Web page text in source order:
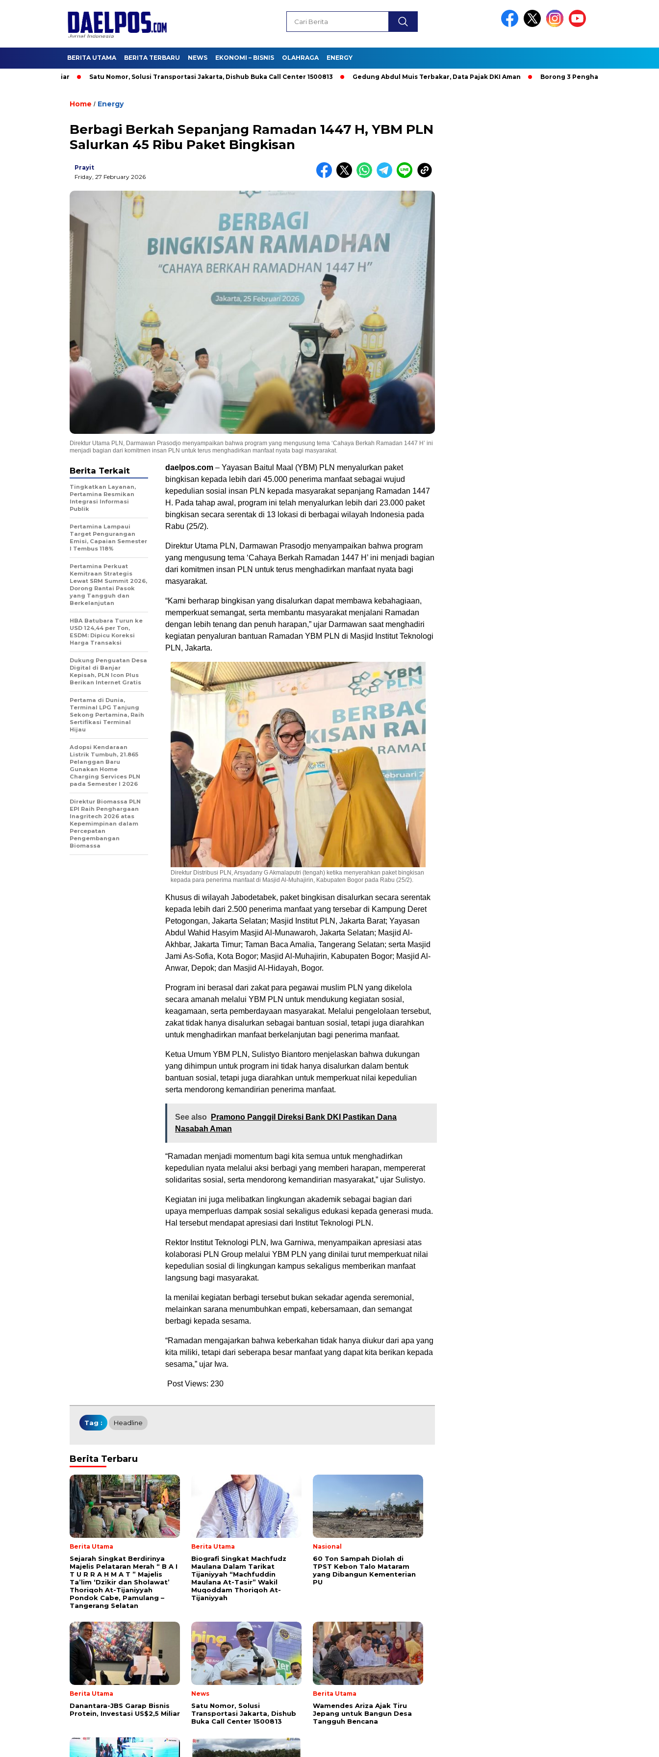
BERITA UTAMA BERITA TERBARU NEWS EKONOMI – BISNIS OLAHRAGA ENERGY
Satu Nomor, Solusi Transportasi Jakarta, Dishub Buka Call Center 1500813 Gedung Abdul Muis Terbakar, Data Pajak DKI Aman Borong 3 Penghargaan Gold Bintang 4,
Home / Energy
Berbagi Berkah Sepanjang Ramadan 1447 H, YBM PLN
Salurkan 45 Ribu Paket Bingkisan
Prayit
Friday, 27 February 2026
Direktur Utama PLN, Darmawan Prasodjo menyampaikan bahwa program yang mengusung tema ‘Cahaya Berkah Ramadan 1447 H’ ini
menjadi bagian dari komitmen insan PLN untuk terus menghadirkan manfaat nyata bagi masyarakat.
daelpos.com – Yayasan Baitul Maal (YBM) PLN menyalurkan paket
bingkisan kepada lebih dari 45.000 penerima manfaat sebagai wujud
kepedulian sosial insan PLN kepada masyarakat sepanjang Ramadan 1447
H. Pada tahap awal, program ini telah menyalurkan lebih dari 23.000 paket
bingkisan secara serentak di 13 lokasi di berbagai wilayah Indonesia pada
Rabu (25/2).
Direktur Utama PLN, Darmawan Prasodjo menyampaikan bahwa program
yang mengusung tema ‘Cahaya Berkah Ramadan 1447 H’ ini menjadi bagian
dari komitmen insan PLN untuk terus menghadirkan manfaat nyata bagi
masyarakat.
“Kami berharap bingkisan yang disalurkan dapat membawa kebahagiaan,
memperkuat semangat, serta membantu masyarakat menjalani Ramadan
dengan lebih tenang dan penuh harapan,” ujar Darmawan saat menghadiri
kegiatan penyaluran bantuan Ramadan YBM PLN di Masjid Institut Teknologi
PLN, Jakarta.
Direktur Distribusi PLN, Arsyadany G Akmalaputri (tengah) ketika menyerahkan paket bingkisan
kepada para penerima manfaat di Masjid Al-Muhajirin, Kabupaten Bogor pada Rabu (25/2).
Khusus di wilayah Jabodetabek, paket bingkisan disalurkan secara serentak
kepada lebih dari 2.500 penerima manfaat yang tersebar di Kampung Deret
Petogongan, Jakarta Selatan; Masjid Institut PLN, Jakarta Barat; Yayasan
Abdul Wahid Hasyim Masjid Al-Munawaroh, Jakarta Selatan; Masjid Al-
Akhbar, Jakarta Timur; Taman Baca Amalia, Tangerang Selatan; serta Masjid
Jami As-Sofia, Kota Bogor; Masjid Al-Muhajirin, Kabupaten Bogor; Masjid Al-
Anwar, Depok; dan Masjid Al-Hidayah, Bogor.
Program ini berasal dari zakat para pegawai muslim PLN yang dikelola
secara amanah melalui YBM PLN untuk mendukung kegiatan sosial,
keagamaan, serta pemberdayaan masyarakat. Melalui pengelolaan tersebut,
zakat tidak hanya disalurkan sebagai bantuan sosial, tetapi juga diarahkan
untuk menghadirkan manfaat berkelanjutan bagi penerima manfaat.
Ketua Umum YBM PLN, Sulistyo Biantoro menjelaskan bahwa dukungan
yang dihimpun untuk program ini tidak hanya disalurkan dalam bentuk
bantuan sosial, tetapi juga diarahkan untuk memperkuat nilai kepedulian
serta mendorong kemandirian penerima manfaat.
See also
Pramono Panggil Direksi Bank DKI Pastikan Dana
Nasabah Aman
“Ramadan menjadi momentum bagi kita semua untuk menghadirkan
kepedulian nyata melalui aksi berbagi yang memberi harapan, mempererat
solidaritas sosial, serta mendorong kemandirian masyarakat,” ujar Sulistyo.
Kegiatan ini juga melibatkan lingkungan akademik sebagai bagian dari
upaya memperluas dampak sosial sekaligus edukasi kepada generasi muda.
Hal tersebut mendapat apresiasi dari Institut Teknologi PLN.
Rektor Institut Teknologi PLN, Iwa Garniwa, menyampaikan apresiasi atas
kolaborasi PLN Group melalui YBM PLN yang dinilai turut memperkuat nilai
kepedulian sosial di lingkungan kampus sekaligus memberikan manfaat
langsung bagi masyarakat.
Ia menilai kegiatan berbagi tersebut bukan sekadar agenda seremonial,
melainkan sarana menumbuhkan empati, kebersamaan, dan semangat
berbagi kepada sesama.
“Ramadan mengajarkan bahwa keberkahan tidak hanya diukur dari apa yang
kita miliki, tetapi dari seberapa besar manfaat yang dapat kita berikan kepada
sesama,” ujar Iwa.
Post Views: 230
Berita Terkait
Tingkatkan Layanan,
Pertamina Resmikan
Integrasi Informasi
Publik
Pertamina Lampaui
Target Pengurangan
Emisi, Capaian Semester
I Tembus 118%
Pertamina Perkuat
Kemitraan Strategis
Lewat SRM Summit 2026,
Dorong Rantai Pasok
yang Tangguh dan
Berkelanjutan
HBA Batubara Turun ke
USD 124,44 per Ton,
ESDM: Dipicu Koreksi
Harga Transaksi
Dukung Penguatan Desa
Digital di Banjar
Kepisah, PLN Icon Plus
Berikan Internet Gratis
Pertama di Dunia,
Terminal LPG Tanjung
Sekong Pertamina, Raih
Sertifikasi Terminal
Hijau
Adopsi Kendaraan
Listrik Tumbuh, 21.865
Pelanggan Baru
Gunakan Home
Charging Services PLN
pada Semester I 2026
Direktur Biomassa PLN
EPI Raih Penghargaan
Inagritech 2026 atas
Kepemimpinan dalam
Percepatan
Pengembangan
Biomassa
Tag : Headline
Berita Terbaru
Berita Utama
Sejarah Singkat Berdirinya
Majelis Pelataran Merah “ B A I
T U R R A H M A T ” Majelis
Ta’lim ‘Dzikir dan Sholawat’
Thoriqoh At-Tijaniyyah
Pondok Cabe, Pamulang –
Tangerang Selatan
Berita Utama
Biografi Singkat Machfudz
Maulana Dalam Tarikat
Tijaniyyah “Machfuddin
Maulana At-Tasir” Wakil
Muqoddam Thoriqoh At-
Tijaniyyah
Nasional
60 Ton Sampah Diolah di
TPST Kebon Talo Mataram
yang Dibangun Kementerian
PU
Berita Utama
Danantara-JBS Garap Bisnis
Protein, Investasi US$2,5 Miliar
News
Satu Nomor, Solusi
Transportasi Jakarta, Dishub
Buka Call Center 1500813
Berita Utama
Wamendes Ariza Ajak Tiru
Jepang untuk Bangun Desa
Tangguh Bencana